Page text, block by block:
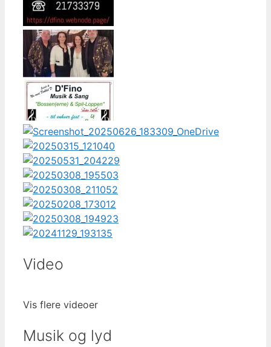
Video
Vis flere videoer
Musik og lyd